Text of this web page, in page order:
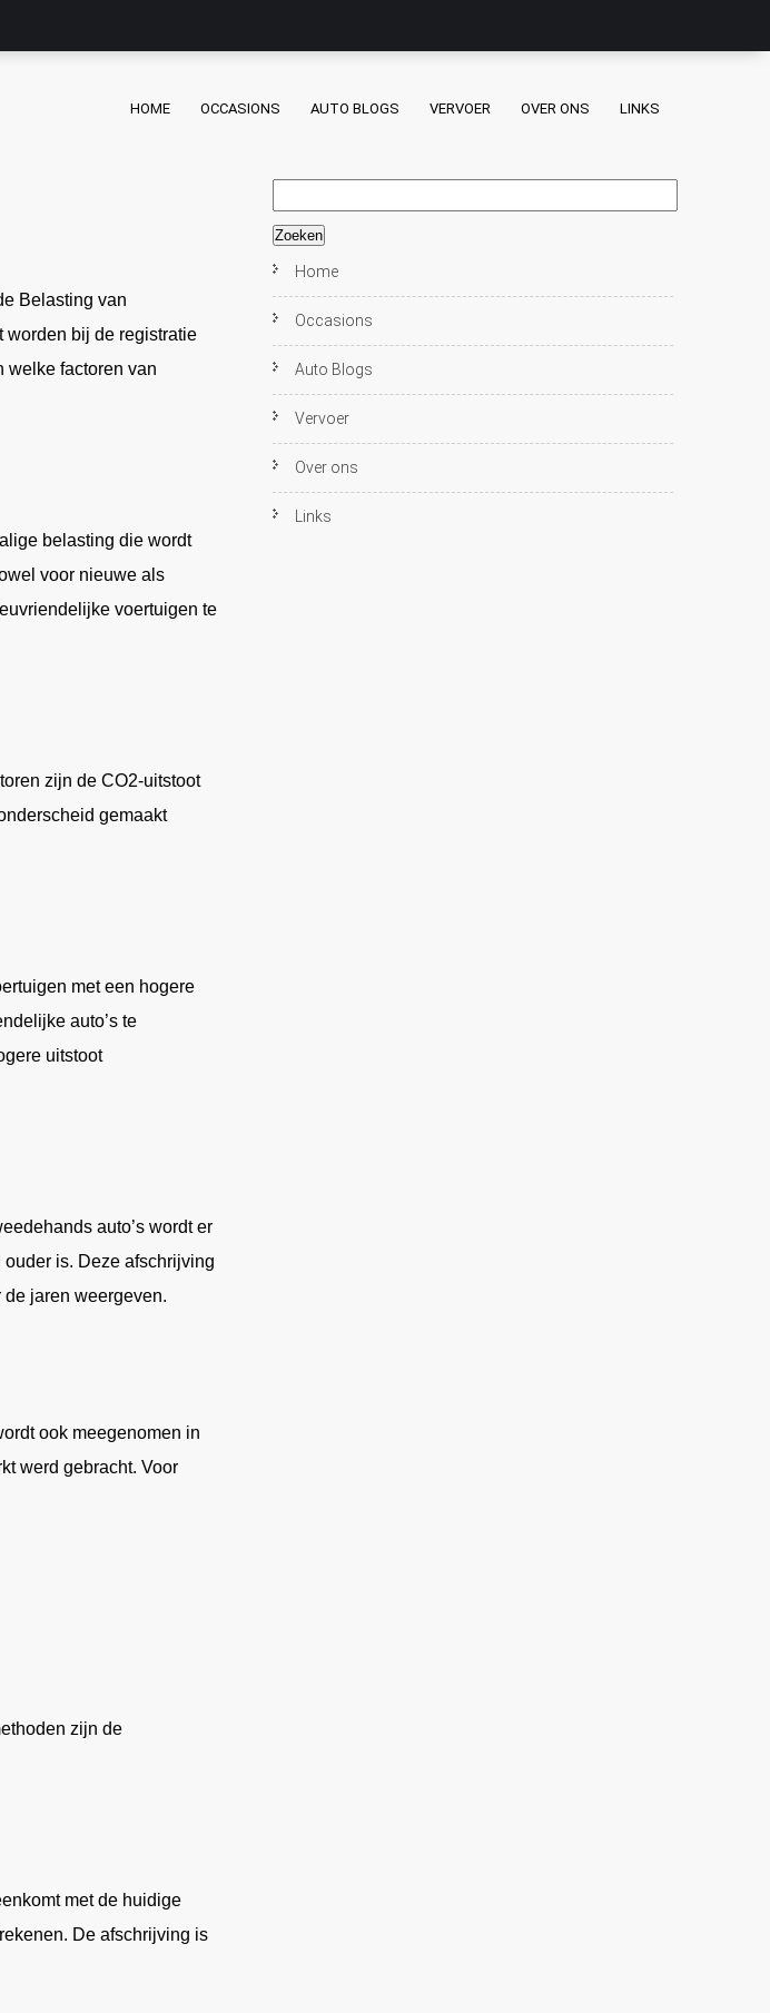
HOME OCCASIONS AUTO BLOGS VERVOER OVER ONS LINKS
Belasting van
worden bij de registratie
welke factoren van
belasting die wordt
voor nieuwe als
voertuigen te
zijn de CO2-uitstoot
gemaakt
met een hogere
auto’s te
uitstoot
auto’s wordt er
is. Deze afschrijving
jaren weergeven.
ook meegenomen in
werd gebracht. Voor
zijn de
met de huidige
De afschrijving is
naar:
Home
Occasions
Auto Blogs
Vervoer
Over ons
Links